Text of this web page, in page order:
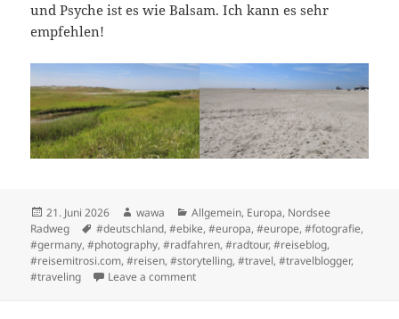
und Psyche ist es wie Balsam. Ich kann es sehr
empfehlen!
Posted
on
21. Juni 2026 Author
wawa Categories
Allgemein, Europa, Nordsee
Radweg
Tags
#deutschland,#ebike,#europa,#europe,#fotografie,
#germany,#photography,#radfahren,#radtour,#reiseblog,
#reisemitrosi.com,#reisen,#storytelling,#travel,#travelblogger,
#traveling
Leave a commenton 1. Ruhetag: Sankt Peter Ording